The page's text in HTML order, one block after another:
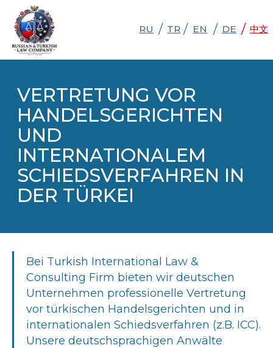
中文
DE 中文
DE
UND
INTERNATIONALEM
SCHIEDSVERFAHREN IN
DER TÜRKEI
Bei Turkish International Law &
Consulting Firm bieten wir deutschen
Unternehmen professionelle Vertretung
vor türkischen Handelsgerichten und in
internationalen Schiedsverfahren (z.B. ICC).
Unsere deutschsprachigen Anwälte